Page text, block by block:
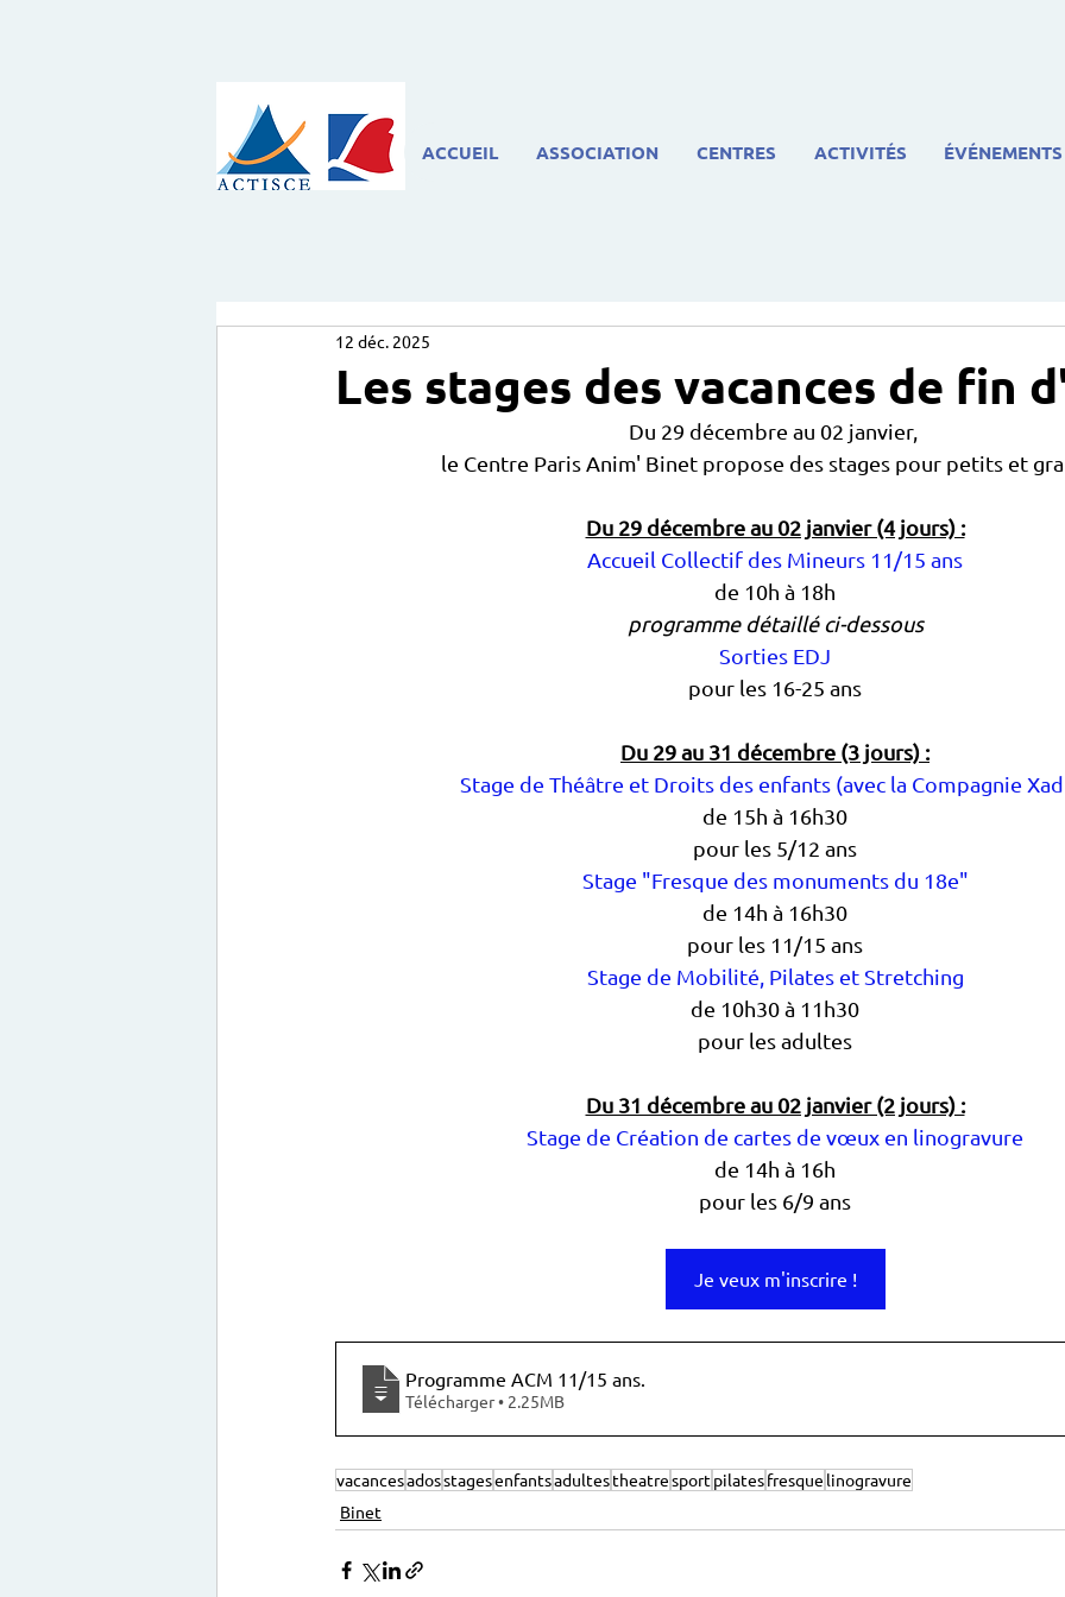
ACCUEIL ASSOCIATION CENTRES ACTIVITÉS ÉVÉNEMENTS
Les stages des vacances de fin
12 déc. 2025
Du 29 décembre au 02 janvier,
le Centre Paris Anim' Binet propose des stages pour petits et
Du 29 décembre au 02 janvier (4 jours) :
Accueil Collectif des Mineurs 11/15 ans
de 10h à 18h
programme détaillé ci-dessous
Sorties EDJ
pour les 16-25 ans
Du 29 au 31 décembre (3 jours) :
Stage de Théâtre et Droits des enfants (avec la Compagnie
de 15h à 16h30
pour les 5/12 ans
Stage "Fresque des monuments du 18e"
de 14h à 16h30
pour les 11/15 ans
Stage de Mobilité, Pilates et Stretching
de 10h30 à 11h30
pour les adultes
Du 31 décembre au 02 janvier (2 jours) :
Stage de Création de cartes de vœux en linogravure
de 14h à 16h
pour les 6/9 ans
Je veux m'inscrire !
Programme ACM 11/15 ans.
Télécharger • 2.25MB
vacancesadosstagesenfantsadultestheatresportpilatesfresque linogravure
Binet